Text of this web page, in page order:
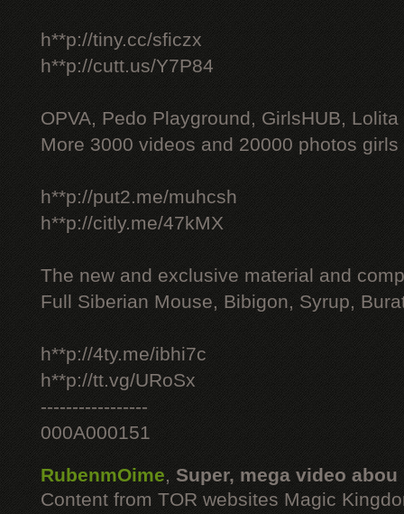
h**p://tiny.cc/sficzx
h**p://cutt.us/Y7P84
OPVA, Pedo Playground, GirlsHUB, Lolita
More 3000 videos and 20000 photos
h**p://put2.me/muhcsh
h**p://citly.me/47kMX
The new and exclusive material and
Full Siberian Mouse, Bibigon, Syrup,
h**p://4ty.me/ibhi7c
h**p://tt.vg/URoSx
-----------------
000A000151
RubenmOime, Super, mega video abou
Content from TOR websites Magic